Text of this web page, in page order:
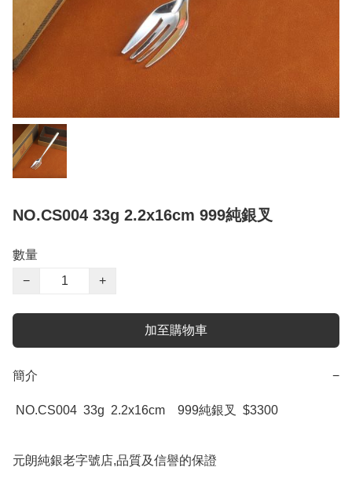
NO.CS004 33g 2.2x16cm 999純銀叉
數量
−
+
加至購物車
簡介 −
元朗純銀老字號店,品質及信譽的保證